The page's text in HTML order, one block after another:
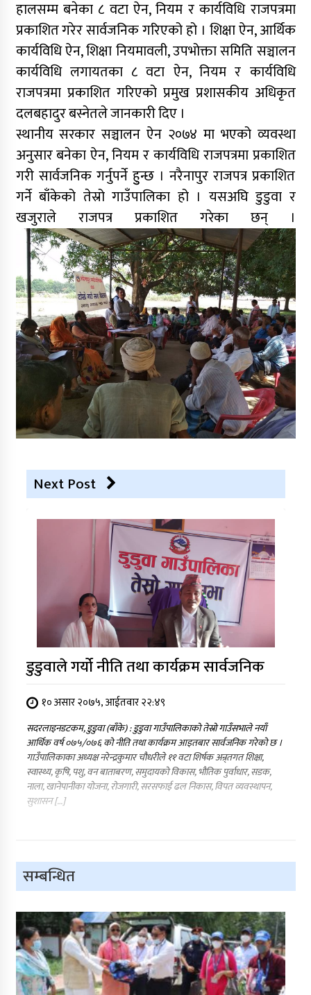
हालसम्म बनेका ८ वटा ऐन, नियम र कार्यविधि राजपत्रमा
प्रकाशित गरेर सार्वजनिक गरिएको हो । शिक्षा ऐन, आर्थिक
कार्यविधि ऐन, शिक्षा नियमावली, उपभोक्ता समिति सञ्चालन
कार्यविधि लगायतका ८ वटा ऐन, नियम र कार्यविधि
राजपत्रमा प्रकाशित गरिएको प्रमुख प्रशासकीय अधिकृत
दलबहादुर बस्नेतले जानकारी दिए ।
स्थानीय सरकार सञ्चालन ऐन २०७४ मा भएको व्यवस्था
अनुसार बनेका ऐन, नियम र कार्यविधि राजपत्रमा प्रकाशित
गरी सार्वजनिक गर्नुपर्ने हुुन्छ । नरैनापुर राजपत्र प्रकाशित
गर्ने बाँकेको तेस्रो गाउँपालिका हो । यसअघि डुडुवा र
खजुराले राजपत्र प्रकाशित गरेका छन् ।
Next Post
डुडुवाले गर्यो नीति तथा कार्यक्रम सार्वजनिक
१० असार २०७५, आईतवार २२:४९
सदरलाइनडटकम, डुडुवा (बाँके) : डुडुवा गाउँपालिकाको तेस्रो गाउँसभाले नयाँ
आर्थिक वर्ष ०७५/०७६ को नीति तथा कार्यक्रम आइतबार सार्वजनिक गरेको छ ।
गाउँपालिकाका अध्यक्ष नरेन्द्रकुमार चौधरीले ११ वटा शिर्षक अन्र्तगत शिक्षा,
स्वास्थ्य, कृषि, पशु, वन बाताबरण, समुदायको विकास, भौतिक पुर्वाधार, सडक,
नाला, खानेपानीका योजना, रोजगारी, सरसफाई ढल निकास, विपत व्यवस्थापन,
सुशासन […]
सम्बन्धित